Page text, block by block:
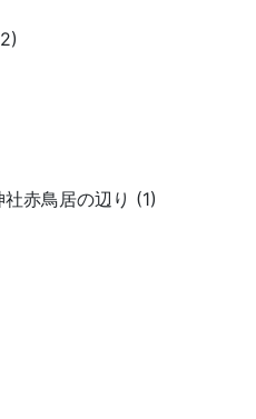
赤鳥居の辺り (1)